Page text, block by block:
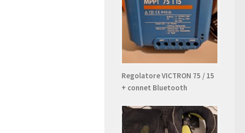
Regolatore VICTRON 75 / 15
+ connet Bluetooth